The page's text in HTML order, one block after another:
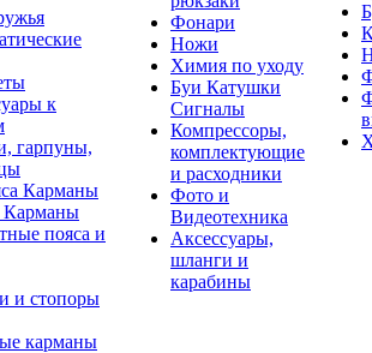
к
гарпуны,
Карманы
пояса и
и стопоры
карманы
Фонари
Ножи
Химия по уходу
Буи Катушки
Сигналы
Компрессоры,
комплектующие
и расходники
Фото и
Видеотехника
Аксессуары,
шланги и
карабины